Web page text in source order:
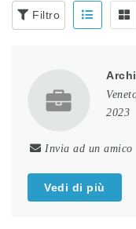
Filtro
2023
Invia ad un amico
Vedi di più